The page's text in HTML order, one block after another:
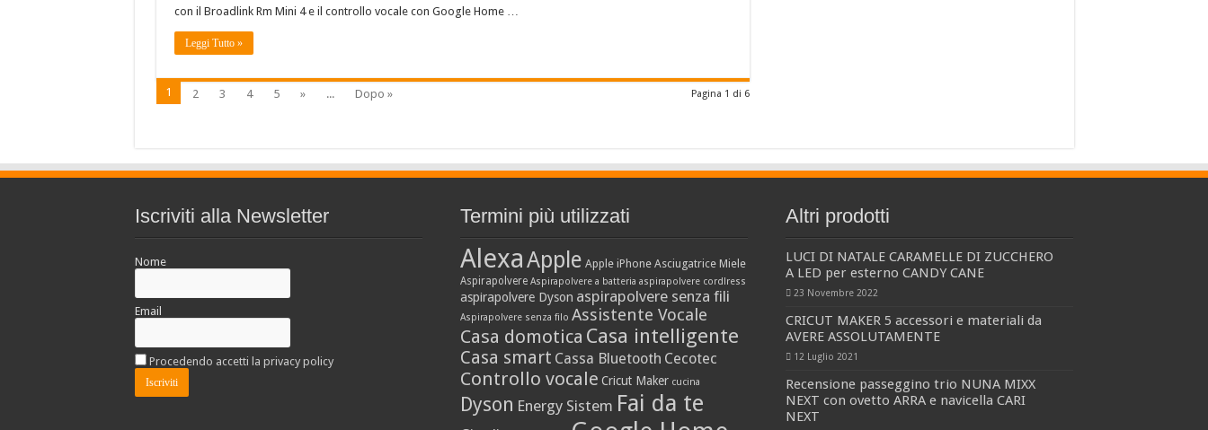
con il Broadlink Rm Mini 4 e il controllo vocale con Google Home …
Leggi Tutto »
Pagina 1 di 6
1 2 3 4 5 » ... Dopo »
Iscriviti alla Newsletter
Nome
Email
Procedendo accetti la privacy policy
Termini più utilizzati
AlexaApple Apple iPhone Asciugatrice Miele
Aspirapolvere Aspirapolvere a batteria aspirapolvere cordlress
aspirapolvere Dyson aspirapolvere senza fili
Aspirapolvere senza filo Assistente Vocale
Casa domotica Casa intelligente
Casa smart Cassa Bluetooth Cecotec
Controllo vocale Cricut Maker cucina
Dyson Energy Sistem Fai da te
Altri prodotti
LUCI DI NATALE CARAMELLE DI ZUCCHERO
A LED per esterno CANDY CANE
23 Novembre 2022
CRICUT MAKER 5 accessori e materiali da
AVERE ASSOLUTAMENTE
12 Luglio 2021
Recensione passeggino trio NUNA MIXX
NEXT con ovetto ARRA e navicella CARI
NEXT